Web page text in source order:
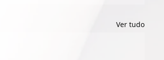
Ver tudo